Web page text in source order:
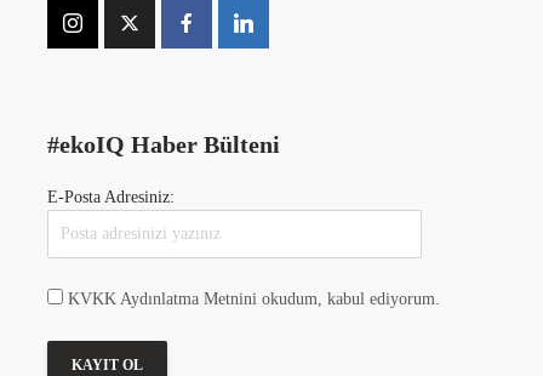
#ekoIQ Haber Bülteni
E-Posta Adresiniz:
KVKK Aydınlatma Metnini okudum, kabul ediyorum.